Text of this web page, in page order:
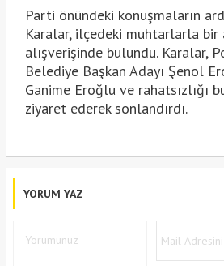
Parti önündeki konuşmaların
Karalar, ilçedeki muhtarlarla bir
alışverişinde bulundu. Karalar,
Belediye Başkan Adayı Şenol
Ganime Eroğlu ve rahatsızlığı
ziyaret ederek sonlandırdı.
YORUM YAZ